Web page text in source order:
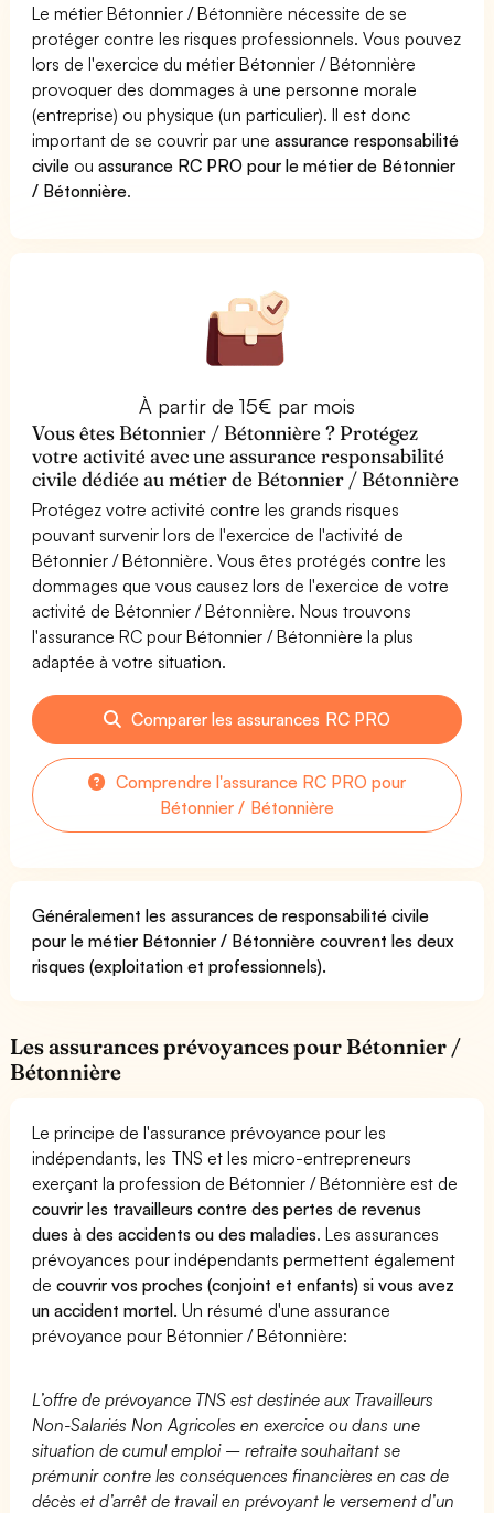
Le métier Bétonnier / Bétonnière nécessite de se
protéger contre les risques professionnels. Vous pouvez
lors de l'exercice du métier Bétonnier / Bétonnière
provoquer des dommages à une personne morale
(entreprise) ou physique (un particulier). Il est donc
important de se couvrir par uneassurance responsabilité
civile ouassurance RC PRO pour le métier de Bétonnier
/ Bétonnière.
À partir de 15€ par mois
Vous êtes Bétonnier / Bétonnière ? Protégez
votre activité avec une assurance responsabilité
civile dédiée au métier de Bétonnier / Bétonnière
Protégez votre activité contre les grands risques
pouvant survenir lors de l'exercice de l'activité de
Bétonnier / Bétonnière. Vous êtes protégés contre les
dommages que vous causez lors de l'exercice de votre
activité de Bétonnier / Bétonnière. Nous trouvons
l'assurance RC pour Bétonnier / Bétonnière la plus
adaptée à votre situation.
Comparer les assurances RC PRO
Comprendre l'assurance RC PRO pour
Bétonnier / Bétonnière
Généralement les assurances de responsabilité civile
pour le métier Bétonnier / Bétonnière couvrent les deux
risques (exploitation et professionnels).
Les assurances prévoyances pour Bétonnier /
Bétonnière
Le principe de l'assurance prévoyance pour les
indépendants, les TNS et les micro-entrepreneurs
exerçant la profession de Bétonnier / Bétonnière est de
couvrir les travailleurs contre des pertes de revenus
dues à des accidents ou des maladies. Les assurances
prévoyances pour indépendants permettent également
decouvrir vos proches (conjoint et enfants) si vous avez
un accident mortel. Un résumé d'une assurance
prévoyance pour Bétonnier / Bétonnière:
L’offre de prévoyance TNS est destinée aux Travailleurs
Non-Salariés Non Agricoles en exercice ou dans une
situation de cumul emploi – retraite souhaitant se
prémunir contre les conséquences financières en cas de
décès et d’arrêt de travail en prévoyant le versement d’un